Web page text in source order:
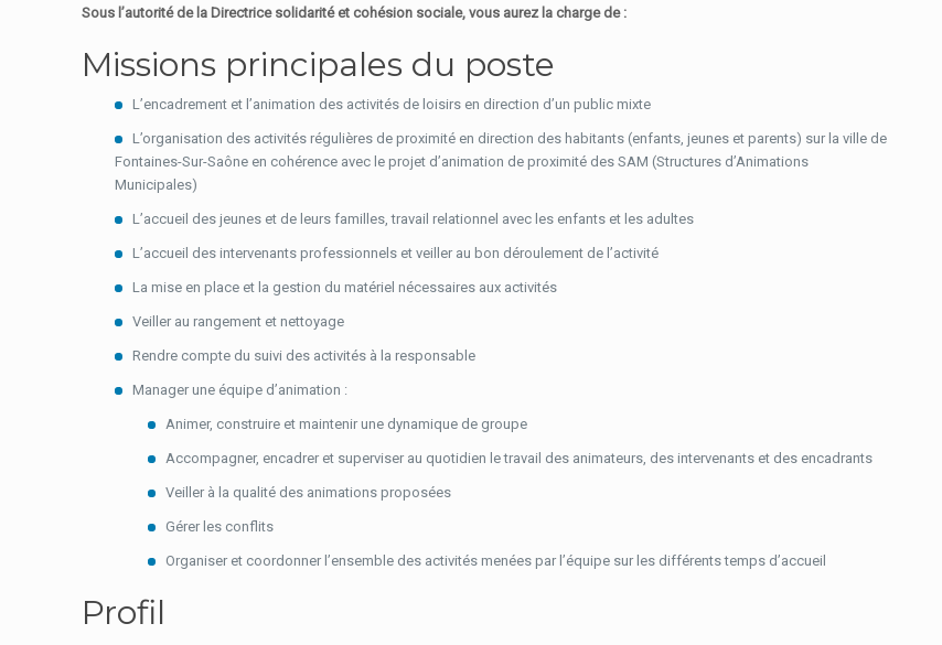
Sous l’autorité de la Directrice solidarité et cohésion sociale, vous aurez la charge de :
Missions principales du poste
L’encadrement et l’animation des activités de loisirs en direction d’un public mixte
L’organisation des activités régulières de proximité en direction des habitants (enfants, jeunes et parents) sur la ville de
Fontaines-Sur-Saône en cohérence avec le projet d’animation de proximité des SAM (Structures d’Animations
Municipales)
L’accueil des jeunes et de leurs familles, travail relationnel avec les enfants et les adultes
L’accueil des intervenants professionnels et veiller au bon déroulement de l’activité
La mise en place et la gestion du matériel nécessaires aux activités
Veiller au rangement et nettoyage
Rendre compte du suivi des activités à la responsable
Manager une équipe d’animation :
Animer, construire et maintenir une dynamique de groupe
Accompagner, encadrer et superviser au quotidien le travail des animateurs, des intervenants et des encadrants
Veiller à la qualité des animations proposées
Gérer les conflits
Organiser et coordonner l’ensemble des activités menées par l’équipe sur les différents temps d’accueil
Profil